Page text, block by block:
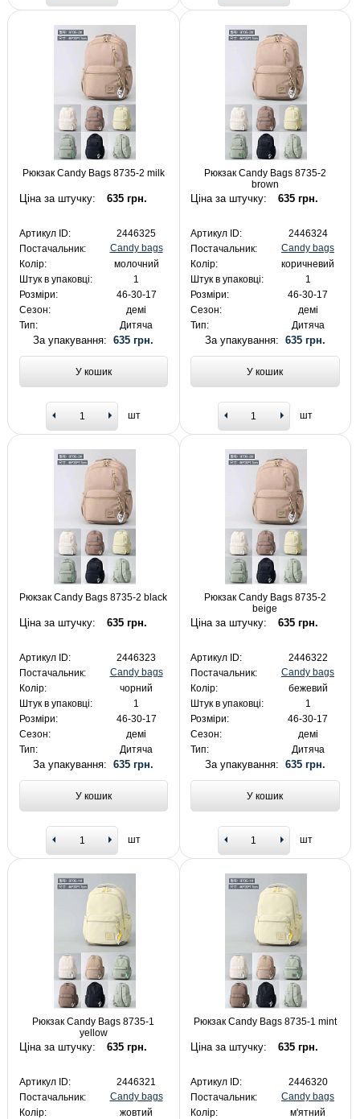
Рюкзак Candy Bags 8735-2 milk
Ціна за штучку: 635 грн.
Артикул ID:
2446325
Постачальник:
Candy bags
Колір:
молочний
Штук в упаковці:
1
Розміри:
46-30-17
Сезон:
демі
Тип:
Дитяча
За упакування:635 грн.
У кошик
шт
Рюкзак Candy Bags 8735-2
brown
Ціна за штучку: 635 грн.
Артикул ID:
2446324
Постачальник:
Candy bags
Колір:
коричневий
Штук в упаковці:
1
Розміри:
46-30-17
Сезон:
демі
Тип:
Дитяча
За упакування: 635 грн.
У кошик
шт
Рюкзак Candy Bags 8735-2 black
Ціна за штучку: 635 грн.
Артикул ID:
2446323
Постачальник:
Candy bags
Колір:
чорний
Штук в упаковці:
1
Розміри:
46-30-17
Сезон:
демі
Тип:
Дитяча
За упакування:635 грн.
У кошик
шт
Рюкзак Candy Bags 8735-2
beige
Ціна за штучку: 635 грн.
Артикул ID:
2446322
Постачальник:
Candy bags
Колір:
бежевий
Штук в упаковці:
1
Розміри:
46-30-17
Сезон:
демі
Тип:
Дитяча
За упакування: 635 грн.
У кошик
шт
Рюкзак Candy Bags 8735-1
yellow
Ціна за штучку: 635 грн.
Артикул ID:
2446321
Постачальник:
Candy bags
Колір:
жовтий
Рюкзак Candy Bags 8735-1 mint
Ціна за штучку: 635 грн.
Артикул ID:
2446320
Постачальник:
Candy bags
Колір:
м'ятний